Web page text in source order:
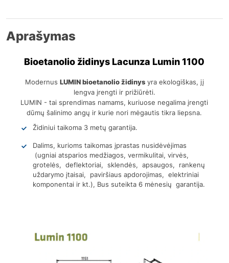
Aprašymas
Bioetanolio židinys Lacunza Lumin 1100
Modernus LUMIN bioetanolio židinysyra ekologiškas, jį
lengva įrengti ir prižiūrėti.
LUMIN - tai sprendimas namams, kuriuose negalima įrengti
dūmų šalinimo angų ir kurie nori mėgautis tikra liepsna.
Židiniui taikoma 3 metų garantija.
Dalims, kurioms taikomas įprastas nusidėvėjimas
(ugniai atsparios medžiagos, vermikulitai, virvės,
grotelės, deflektoriai, sklendės, apsaugos, rankenų
uždarymo įtaisai, paviršiaus apdorojimas, elektriniai
komponentai ir kt.), Bus suteikta 6 mėnesių garantija.